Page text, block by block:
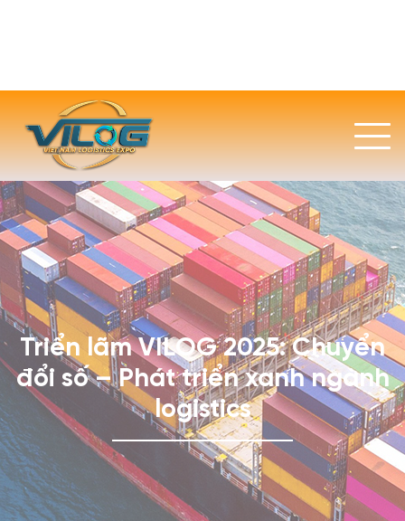
Triển lãm VILOG 2025: Chuyển
đổi số – Phát triển xanh ngành
logistics